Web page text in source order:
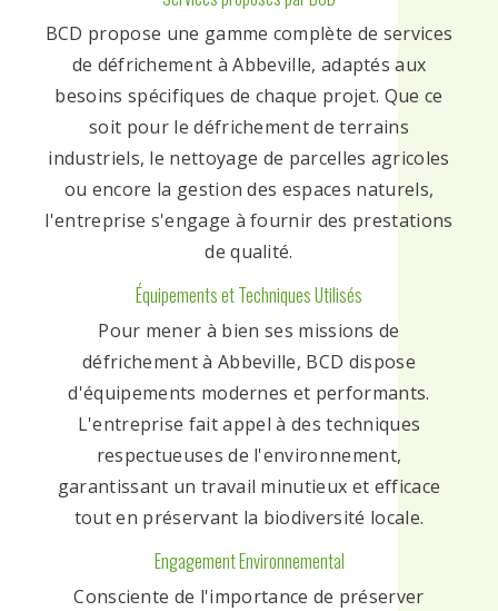
BCD propose une gamme complète de services
de défrichement à Abbeville, adaptés aux
besoins spécifiques de chaque projet. Que ce
soit pour le défrichement de terrains
industriels, le nettoyage de parcelles agricoles
ou encore la gestion des espaces naturels,
l'entreprise s'engage à fournir des prestations
de qualité.
Équipements et Techniques Utilisés
Pour mener à bien ses missions de
défrichement à Abbeville, BCD dispose
d'équipements modernes et performants.
L'entreprise fait appel à des techniques
respectueuses de l'environnement,
garantissant un travail minutieux et efficace
tout en préservant la biodiversité locale.
Engagement Environnemental
Consciente de l'importance de préserver